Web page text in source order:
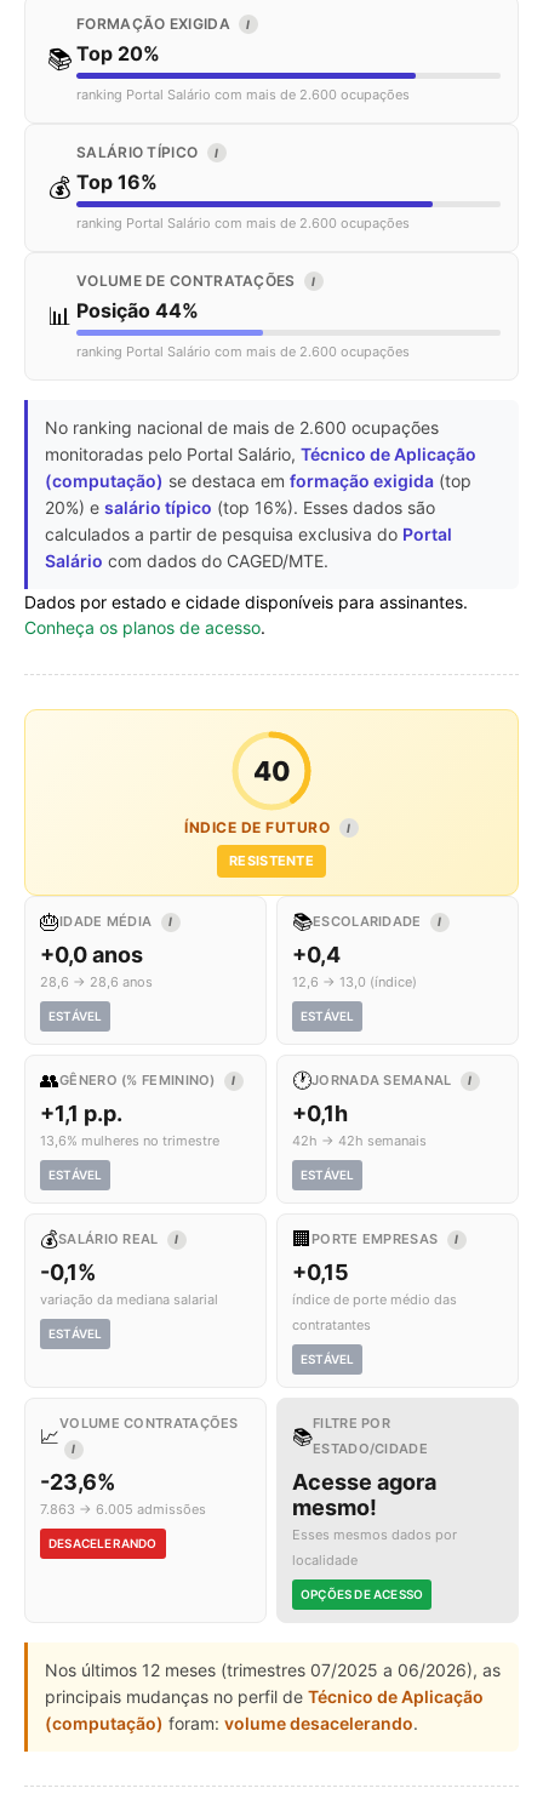
📚
FORMAÇÃO EXIGIDA I
Top 20%
ranking Portal Salário com mais de 2.600 ocupações
💰
SALÁRIO TÍPICO I
Top 16%
ranking Portal Salário com mais de 2.600 ocupações
📊
VOLUME DE CONTRATAÇÕES I
Posição 44%
ranking Portal Salário com mais de 2.600 ocupações
No ranking nacional de mais de 2.600 ocupações
monitoradas pelo Portal Salário, Técnico de Aplicação
(computação) se destaca em formação exigida (top
20%) e salário típico (top 16%). Esses dados são
calculados a partir de pesquisa exclusiva do Portal
Salário com dados do CAGED/MTE.
Dados por estado e cidade disponíveis para assinantes.
Conheça os planos de acesso.
40
ÍNDICE DE FUTURO I
RESISTENTE
🎂IDADE MÉDIA I
+0,0 anos
28,6 → 28,6 anos
ESTÁVEL
📚ESCOLARIDADE I
+0,4
12,6 → 13,0 (índice)
ESTÁVEL
👥GÊNERO (% FEMININO) I
+1,1 p.p.
13,6% mulheres no trimestre
ESTÁVEL
🕐JORNADA SEMANAL I
+0,1h
42h → 42h semanais
ESTÁVEL
💰SALÁRIO REAL I
-0,1%
variação da mediana salarial
ESTÁVEL
🏢 PORTE EMPRESAS I
+0,15
índice de porte médio das
contratantes
ESTÁVEL
📈
VOLUME CONTRATAÇÕES
I
-23,6%
7.863 → 6.005 admissões
DESACELERANDO
📚
FILTRE POR
ESTADO/CIDADE
Acesse agora
mesmo!
Esses mesmos dados por
localidade
OPÇÕES DE ACESSO
Nos últimos 12 meses (trimestres 07/2025 a 06/2026), as
principais mudanças no perfil de Técnico de Aplicação
(computação) foram: volume desacelerando.